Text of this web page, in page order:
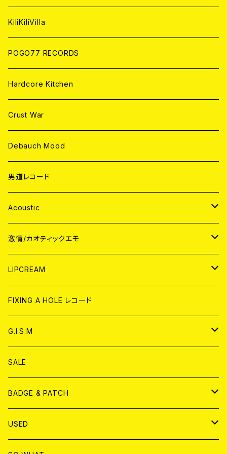
ANALOG
KiliKiliVilla
POGO77 RECORDS
Hardcore Kitchen
Crust War
Debauch Mood
男道レコード
Acoustic
JAPAN
CD
ANALOG
WORLD
CD
ANALOG
激情/カオティックエモ
JAPAN
CD
ANALOG
WORLD
CD
ANALOG
LIPCREAM
CD
アナログ
DVD
T-shirt & WEAR
FIXING A HOLE レコード
G.I.S.M
CD
ANALOG
T-SHIRT & WEAR
SALE
BADGE & PATCH
BADGE
USED